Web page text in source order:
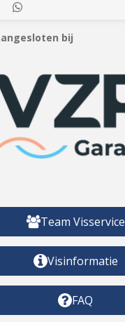
D
l
e
bij
Team Visservice
Visinformatie
FAQ